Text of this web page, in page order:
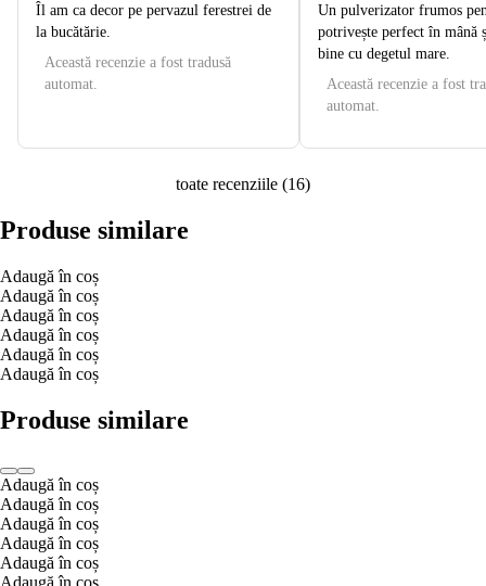
Îl am ca decor pe pervazul ferestrei de
la bucătărie.
Această recenzie a fost tradusă
automat.
Un pulverizator frumos
potrivește perfect în mână
bine cu degetul mare.
Această recenzie a fost
automat.
toate recenziile (16)
Produse similare
Adaugă în coș
Adaugă în coș
Adaugă în coș
Adaugă în coș
Adaugă în coș
Adaugă în coș
Produse similare
Adaugă în coș
Adaugă în coș
Adaugă în coș
Adaugă în coș
Adaugă în coș